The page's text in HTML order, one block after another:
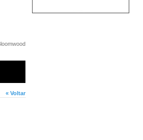
« Voltar